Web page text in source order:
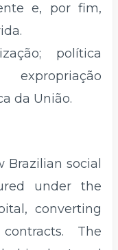
e, por fim,
política
da União.
social
under the
converting
The